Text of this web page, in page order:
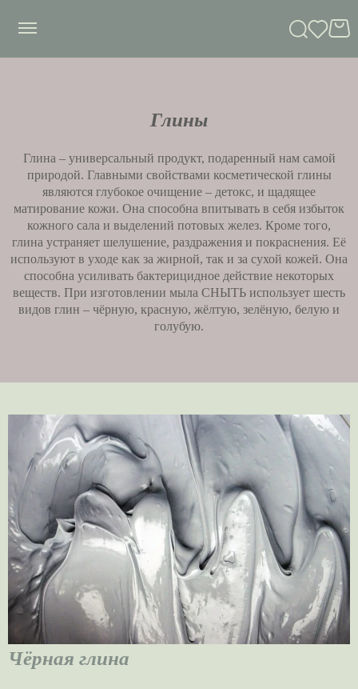
сныть
Глины
Глина – универсальный продукт, подаренный нам самой
природой. Главными свойствами косметической глины
являются глубокое очищение – детокс, и щадящее
матирование кожи. Она способна впитывать в себя избыток
кожного сала и выделений потовых желез. Кроме того,
глина устраняет шелушение, раздражения и покраснения. Её
используют в уходе как за жирной, так и за сухой кожей. Она
способна усиливать бактерицидное действие некоторых
веществ. При изготовлении мыла СНЫТЬ использует шесть
видов глин – чёрную, красную, жёлтую, зелёную, белую и
голубую.
Чёрная глина